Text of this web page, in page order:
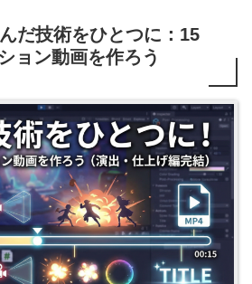
だ技術をひとつに：15
ョン動画を作ろう